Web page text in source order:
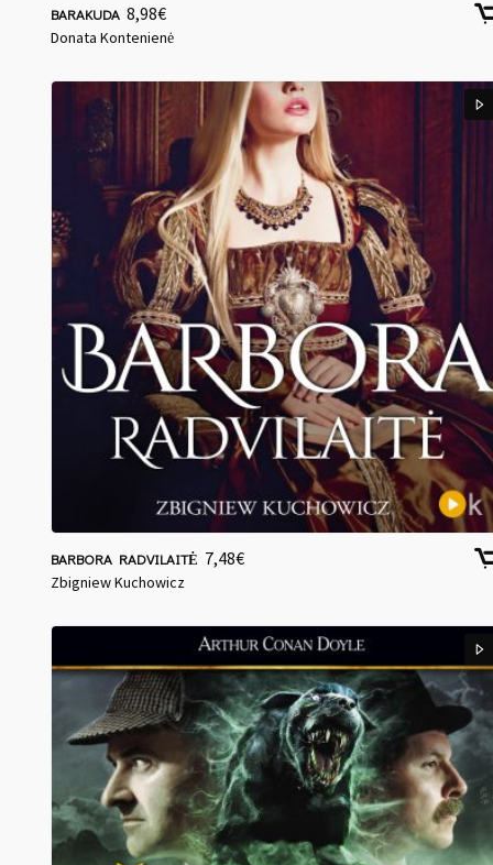
BARAKUDA 8,98€
Donata Kontenienė
BARBORA RADVILAITĖ 7,48€
Zbigniew Kuchowicz